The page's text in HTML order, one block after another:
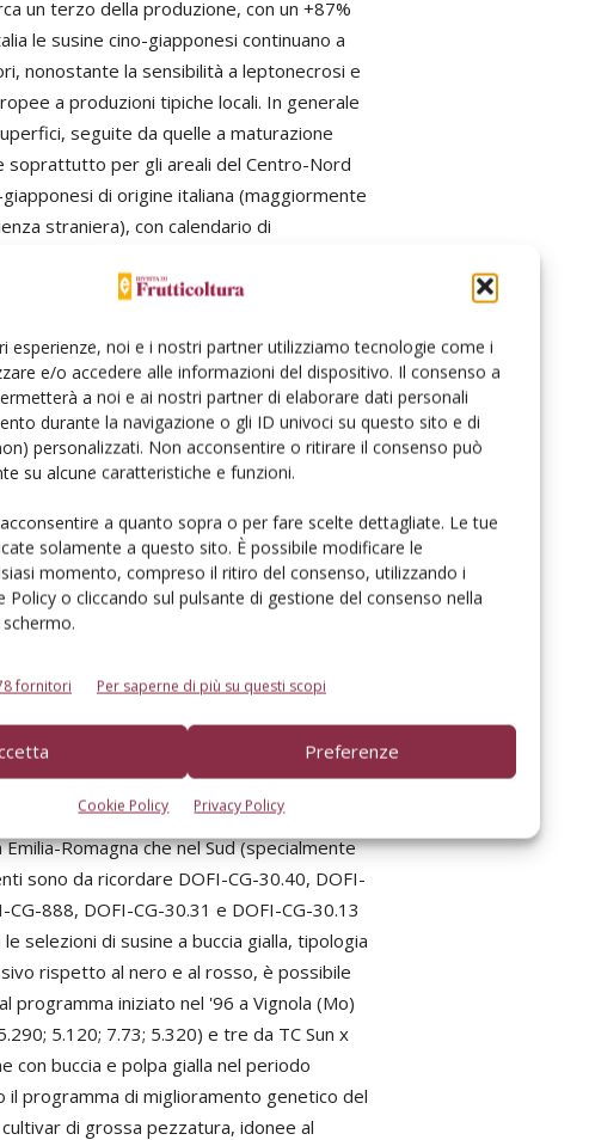
esperienze, noi e i nostri partner utilizziamo tecnologie come i
e/o accedere alle informazioni del dispositivo. Il consenso a
a noi e ai nostri partner di elaborare dati personali
durante la navigazione o gli ID univoci su questo sito e di
personalizzati. Non acconsentire o ritirare il consenso può
su alcune caratteristiche e funzioni.
a quanto sopra o per fare scelte dettagliate. Le tue
solamente a questo sito. È possibile modificare le
momento, compreso il ritiro del consenso, utilizzando i
Policy o cliccando sul pulsante di gestione del consenso nella
fornitori Per saperne di più su questi scopi
Preferenze
Cookie Policy Privacy Policy
un terzo della produzione, con un +87%
le susine cino-giapponesi continuano a
nonostante la sensibilità a leptonecrosi e
a produzioni tipiche locali. In generale
seguite da quelle a maturazione
soprattutto per gli areali del Centro-Nord
di origine italiana (maggiormente
straniera), con calendario di
agro-pomologici di pregio (consistenza,
quelle che sembrano offrire buone
susino europeo, basato sulle stesse
problemi di autofertilità, talvolta in difetto
e qualità) e per lo più non idonee
il susino resta una coltura di prima
internazionali.
italiani che operano nel miglioramento
fornite in merito (Sottile et al., 2012;
e dell'Ambiente (DiSPAA)
di “breeding” ed, in particolare, nel
intrapreso dagli anni '90 ha
a maturazione precoce, rustiche,
organolettici dei frutti. Le
avanzate hanno portato al
Dofi-Giudy(-25 Shiro) eDofi-Sandra*
Romagna che nel Sud (specialmente
sono da ricordare DOFI-CG-30.40, DOFI-
888, DOFI-CG-30.31 e DOFI-CG-30.13
selezioni di susine a buccia gialla, tipologia
rispetto al nero e al rosso, è possibile
iniziato nel '96 a Vignola (Mo)
5.120; 7.73; 5.320) e tre da TC Sun x
con buccia e polpa gialla nel periodo
programma di miglioramento genetico del
di grossa pezzatura, idonee al